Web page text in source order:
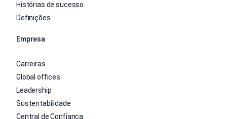
Histórias de sucesso
Definições
Empresa
Carreiras
Global offices
Leadership
Sustentabilidade
Central de Confiança